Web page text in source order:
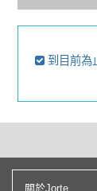
到目前為
關於Jorte